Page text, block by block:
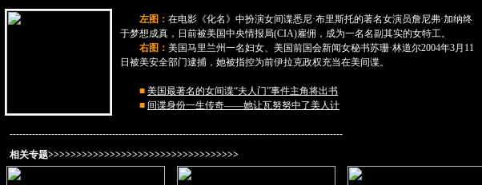
左图： 在电影《化名》中扮演女间谍悉尼·布里斯托的著名女演员詹尼弗·加纳终
于梦想成真，日前被美国中央情报局(CIA)雇佣，成为一名名副其实的女特工。
右图： 美国马里兰州一名妇女、美国前国会新闻女秘书苏珊·林道尔2004年3月11
日被美安全部门逮捕，她被指控为前伊拉克政权充当在美间谍。
■ 美国最著名的女间谍“夫人门”事件主角将出书
■ 间谍身份一生传奇——她让瓦努努中了美人计
--------------------------------------------------------------------------------------------------------
相关专题>>>>>>>>>>>>>>>>>>>>>>>>>>>>>>>>>>